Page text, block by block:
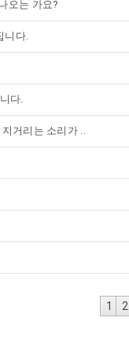
오는 가요?
니다.
다.
거리는 소리가 ..
1 2